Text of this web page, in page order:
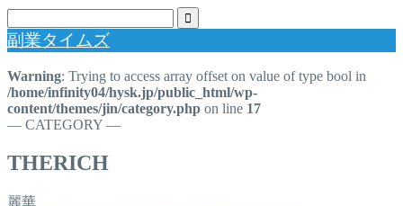
副業タイムズ
Warning: Trying to access array offset on value of type bool in
/home/infinity04/hysk.jp/public_html/wp-
content/themes/jin/category.php on line 17
― CATEGORY ―
THERICH
麗華